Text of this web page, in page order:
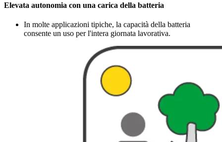
Elevata autonomia con una carica della batteria
In molte applicazioni tipiche, la capacità della batteria
consente un uso per l'intera giornata lavorativa.